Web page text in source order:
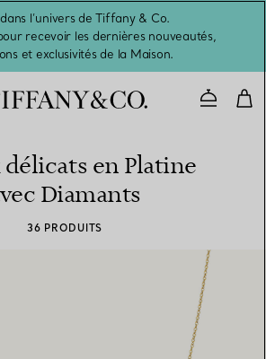
l’univers de Tiffany & Co.
recevoir les dernières nouveautés,
et exclusivités de la Maison.
en Platine
Diamants
36 PRODUITS